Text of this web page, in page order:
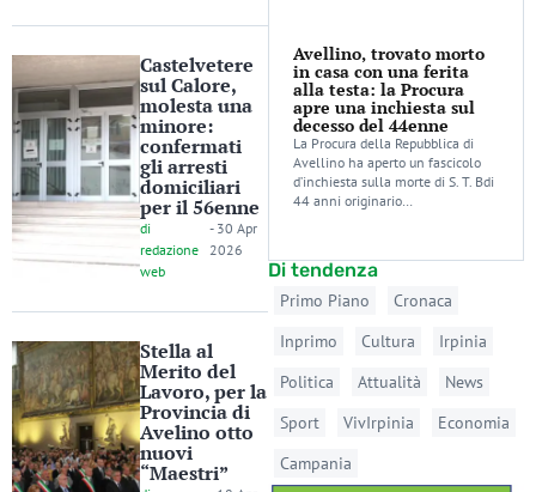
Castelvetere
sul Calore,
molesta una
minore:
confermati
gli arresti
domiciliari
per il 56enne
di
redazione
web
- 30 Apr
2026
Stella al
Merito del
Lavoro, per la
Provincia di
Avelino otto
nuovi
“Maestri”
Avellino, trovato morto
in casa con una ferita
alla testa: la Procura
apre una inchiesta sul
decesso del 44enne
La Procura della Repubblica di
Avellino ha aperto un fascicolo
d’inchiesta sulla morte di S. T. Bdi
44 anni originario…
Di tendenza
Primo Piano
Cronaca
Inprimo
Cultura
Irpinia
Politica
Attualità
News
Sport
VivIrpinia
Economia
Campania